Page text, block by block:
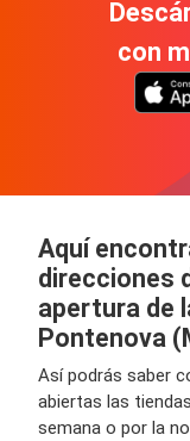
con
Aquí
direcciones
apertura de
Pontenova
Así podrás saber
abiertas las
semana o por la